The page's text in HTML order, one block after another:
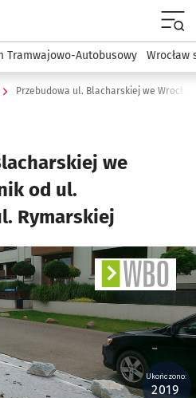
podserwis:
Tramwajowo-Autobusowy Wrocław
we
od ul.
Rymarskiej
Ukończono:
2019